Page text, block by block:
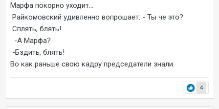
Марфа покорно уходит...
Райкомовский удивленно вопрошает: - Ты че это?
Сплять, блять!...
-А Марфа?
-Бздить, блять!
Во как раньше свою кадру председатели знали.
4